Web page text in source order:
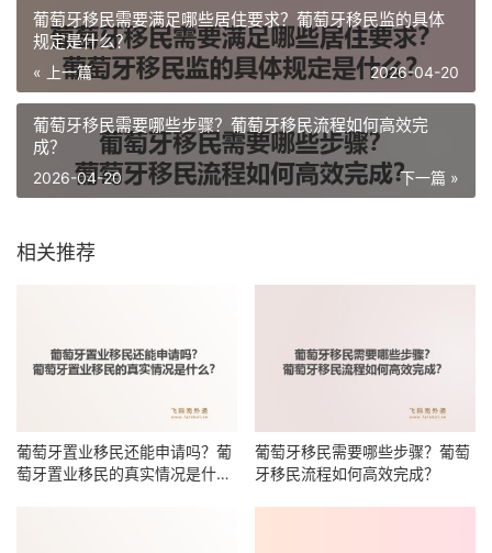
葡萄牙移民需要满足哪些居住要求？葡萄牙移民监的具体
规定是什么？
« 上一篇 2026-04-20
葡萄牙移民需要哪些步骤？葡萄牙移民流程如何高效完
成？
下一篇 »
2026-04-20
相关推荐
葡萄牙置业移民还能申请吗？葡
萄牙置业移民的真实情况是什
葡萄牙移民需要哪些步骤？葡萄
牙移民流程如何高效完成？